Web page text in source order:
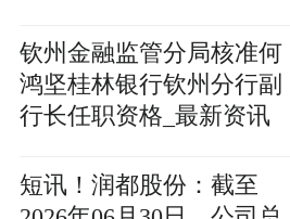
钦州金融监管分局核准何
鸿坚桂林银行钦州分行副
行长任职资格_最新资讯
短讯！润都股份：截至